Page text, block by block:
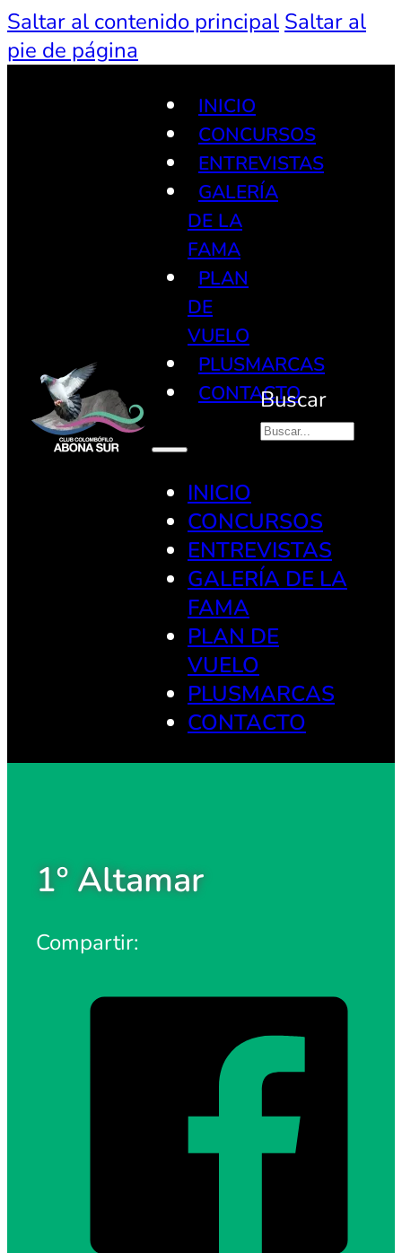
Saltar al contenido principal Saltar al
pie de página
INICIO
CONCURSOS
ENTREVISTAS
GALERÍA
DE LA
FAMA
PLAN
DE
VUELO
PLUSMARCAS
CONTACTO
INICIO
CONCURSOS
ENTREVISTAS
GALERÍA DE LA
FAMA
PLAN DE
VUELO
PLUSMARCAS
CONTACTO
Buscar
1º Altamar
Compartir: